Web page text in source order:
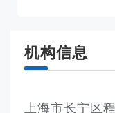
机构信息